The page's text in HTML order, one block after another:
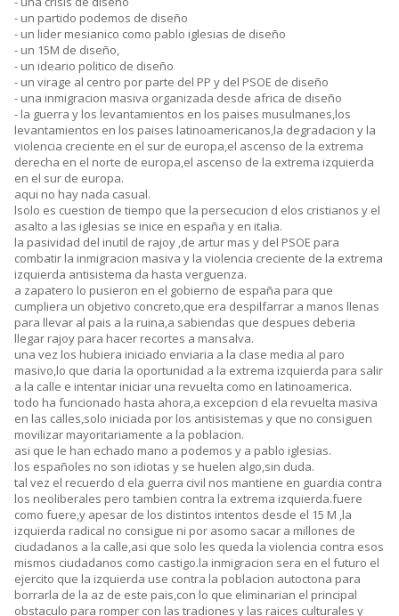
- un partido podemos de diseño
- un lider mesianico como pablo iglesias de diseño
- un 15M de diseño,
- un ideario politico de diseño
- un virage al centro por parte del PP y del PSOE de diseño
- una inmigracion masiva organizada desde africa de diseño
- la guerra y los levantamientos en los paises musulmanes,los
levantamientos en los paises latinoamericanos,la degradacion y la
violencia creciente en el sur de europa,el ascenso de la extrema
derecha en el norte de europa,el ascenso de la extrema izquierda
en el sur de europa.
aqui no hay nada casual.
lsolo es cuestion de tiempo que la persecucion d elos cristianos y el
asalto a las iglesias se inice en españa y en italia.
la pasividad del inutil de rajoy ,de artur mas y del PSOE para
combatir la inmigracion masiva y la violencia creciente de la extrema
izquierda antisistema da hasta verguenza.
a zapatero lo pusieron en el gobierno de españa para que
cumpliera un objetivo concreto,que era despilfarrar a manos llenas
para llevar al pais a la ruina,a sabiendas que despues deberia
llegar rajoy para hacer recortes a mansalva.
una vez los hubiera iniciado enviaria a la clase media al paro
masivo,lo que daria la oportunidad a la extrema izquierda para salir
a la calle e intentar iniciar una revuelta como en latinoamerica.
todo ha funcionado hasta ahora,a excepcion d ela revuelta masiva
en las calles,solo iniciada por los antisistemas y que no consiguen
movilizar mayoritariamente a la poblacion.
asi que le han echado mano a podemos y a pablo iglesias.
los españoles no son idiotas y se huelen algo,sin duda.
tal vez el recuerdo d ela guerra civil nos mantiene en guardia contra
los neoliberales pero tambien contra la extrema izquierda.fuere
como fuere,y apesar de los distintos intentos desde el 15 M ,la
izquierda radical no consigue ni por asomo sacar a millones de
ciudadanos a la calle,asi que solo les queda la violencia contra esos
mismos ciudadanos como castigo.la inmigracion sera en el futuro el
ejercito que la izquierda use contra la poblacion autoctona para
borrarla de la az de este pais,con lo que eliminarian el principal
obstaculo para romper con las tradiones y las raices culturales y